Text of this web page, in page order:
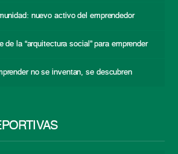
nuevo activo del emprendedor
de la “arquitectura social” para emprender
no se inventan, se descubren